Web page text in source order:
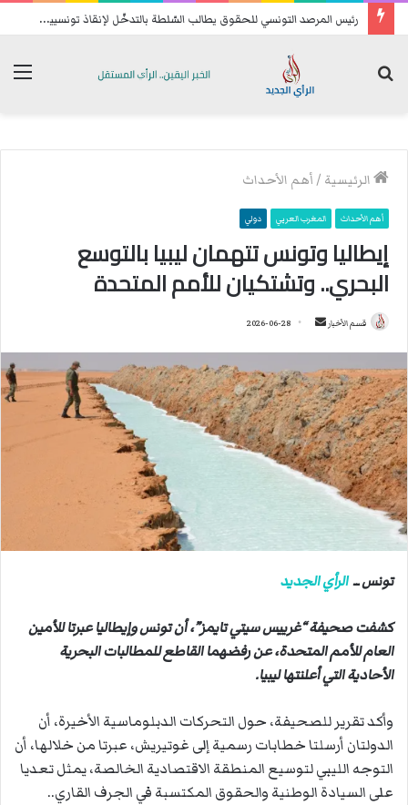
ر
ئيس المرصد التونسي للحقوق يطالب السّلطة بالتدخّل لإنقاذ تونسيين عالقين في ليبيا
الرئيسية /أهم الأحداث
أهم الأحداث المغرب العربي دولي
إيطاليا وتونس تتهمان ليبيا بالتوسع
البحري.. وتشتكيان للأمم المتحدة
قسم الأخبار
ل
ب
ر
ي
د
ت
و
ن
ي
2026-06-28
تونس ــالرأي الجديد
كشفت صحيفة “غرييس سيتي تايمز”، أن تونس وإيطاليا عبرتا للأمين
العام للأمم المتحدة، عن رفضهما القاطع للمطالبات البحرية
الأحادية التي أعلنتها ليبيا.
وأكد تقرير للصحيفة، حول التحركات الدبلوماسية الأخيرة، أن
الدولتان أرسلتا خطابات رسمية إلى غوتيريش، عبرتا من خلالها، أن
التوجه الليبي لتوسيع المنطقة الاقتصادية الخالصة، يمثل تعديا
على السيادة الوطنية والحقوق المكتسبة في الجرف القاري..